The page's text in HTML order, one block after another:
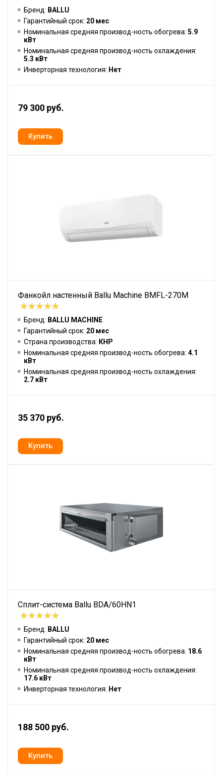
Бренд: BALLU
Гарантийный срок: 20 мес
Номинальная средняя производ-ность обогрева: 5.9
кВт
Номинальная средняя производ-ность охлаждения:
5.3 кВт
Инверторная технология: Нет
79 300 руб.
Фанкойл настенный Ballu Machine BMFL-270M
Бренд: BALLU MACHINE
Гарантийный срок: 20 мес
Страна производства: КНР
Номинальная средняя производ-ность обогрева: 4.1
кВт
Номинальная средняя производ-ность охлаждения:
2.7 кВт
35 370 руб.
Сплит-система Ballu BDA/60HN1
Бренд: BALLU
Гарантийный срок: 20 мес
Номинальная средняя производ-ность обогрева: 18.6
кВт
Номинальная средняя производ-ность охлаждения:
17.6 кВт
Инверторная технология: Нет
188 500 руб.